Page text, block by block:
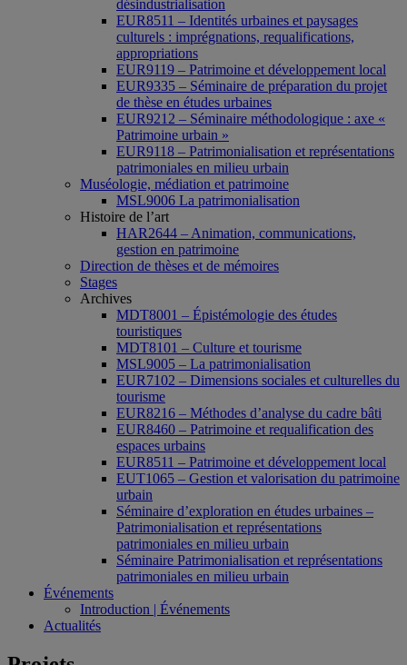
désindustrialisation
EUR8511 – Identités urbaines et paysages
culturels : imprégnations, requalifications,
appropriations
EUR9119 – Patrimoine et développement local
EUR9335 – Séminaire de préparation du projet
de thèse en études urbaines
EUR9212 – Séminaire méthodologique : axe «
Patrimoine urbain »
EUR9118 – Patrimonialisation et représentations
patrimoniales en milieu urbain
Muséologie, médiation et patrimoine
MSL9006 La patrimonialisation
Histoire de l’art
HAR2644 – Animation, communications,
gestion en patrimoine
Direction de thèses et de mémoires
Stages
Archives
MDT8001 – Épistémologie des études
touristiques
MDT8101 – Culture et tourisme
MSL9005 – La patrimonialisation
EUR7102 – Dimensions sociales et culturelles du
tourisme
EUR8216 – Méthodes d’analyse du cadre bâti
EUR8460 – Patrimoine et requalification des
espaces urbains
EUR8511 – Patrimoine et développement local
EUT1065 – Gestion et valorisation du patrimoine
urbain
Séminaire d’exploration en études urbaines –
Patrimonialisation et représentations
patrimoniales en milieu urbain
Séminaire Patrimonialisation et représentations
patrimoniales en milieu urbain
Événements
Introduction | Événements
Actualités